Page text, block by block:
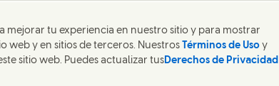
equipos de especialistas, o encuentra
mejorar tu experiencia en nuestro sitio y para mostrar
web y en sitios de terceros. Nuestros Términos de Uso y
sitio web. Puedes actualizar tusDerechos de Privacidad